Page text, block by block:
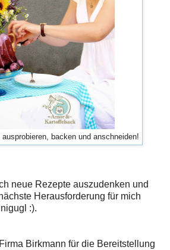
backen und anschneiden!
neue Rezepte auszudenken und
Herausforderung für mich
:).
Birkmann für die Bereitstellung